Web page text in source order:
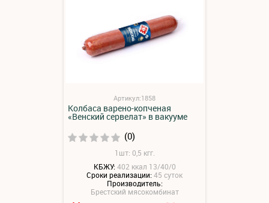
Артикул:1858
Колбаса варено-копченая
«Венский сервелат» в вакууме
(0)
1шт: 0,5 кгг.
КБЖУ: 402 ккал 13/40/0
Сроки реализации:45 суток
Производитель:
Брестский мясокомбинат